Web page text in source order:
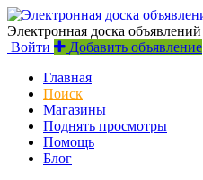
Электронная доска объявлений
Войти
Добавить объявление
Главная
Поиск
Магазины
Поднять просмотры
Помощь
Блог